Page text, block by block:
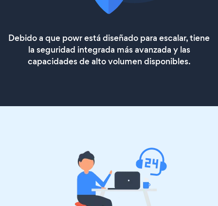
Debido a que powr está diseñado para escalar, tiene
la seguridad integrada más avanzada y las
capacidades de alto volumen disponibles.